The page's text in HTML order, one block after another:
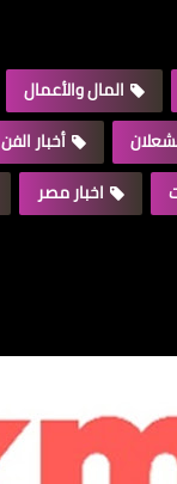
المال والأعمال
أخبار الفن
اخبار مصر